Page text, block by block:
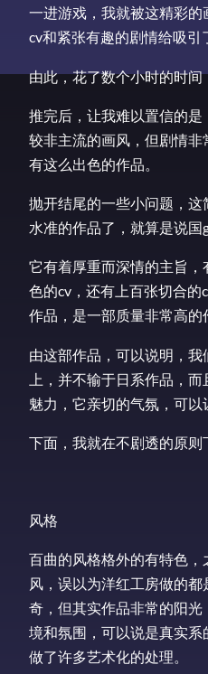
一进游戏，我就被这精彩
cv和紧张有趣的剧情给吸引
由此，花了数个小时的时
推完后，让我难以置信的
较非主流的画风，但剧情
有这么出色的作品。
抛开结尾的一些小问题，
水准的作品了，就算是说国
它有着厚重而深情的主旨
色的cv，还有上百张切合的
作品，是一部质量非常高的
由这部作品，可以说明，我
上，并不输于日系作品，
魅力，它亲切的气氛，可以
下面，我就在不剧透的原则
风格
百曲的风格格外的有特色
风，误以为洋红工房做的
奇，但其实作品非常的阳
境和氛围，可以说是真实系
做了许多艺术化的处理。